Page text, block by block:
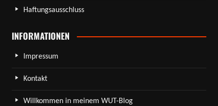
Haftungsausschluss
INFORMATIONEN
Impressum
Kontakt
Willkommen in meinem WUT-Blog